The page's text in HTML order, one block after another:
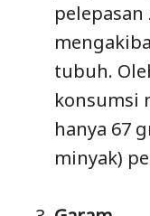
tubuh.
konsumsi
hanya 67
minyak)